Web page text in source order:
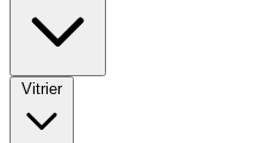
Vitrier